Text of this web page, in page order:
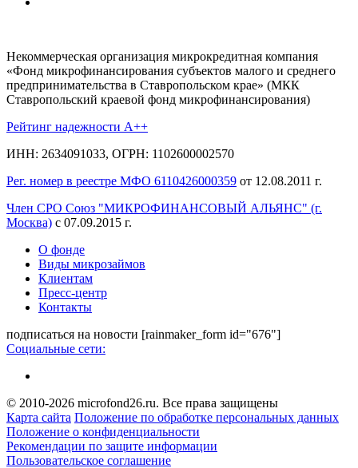
Некоммерческая организация микрокредитная компания
«Фонд микрофинансирования субъектов малого и среднего
предпринимательства в Ставропольском крае» (МКК
Ставропольский краевой фонд микрофинансирования)
Рейтинг надежности A++
ИНН: 2634091033, ОГРН: 1102600002570
Рег. номер в реестре МФО 6110426000359 от 12.08.2011 г.
Член СРО Союз "МИКРОФИНАНСОВЫЙ АЛЬЯНС" (г.
Москва) с 07.09.2015 г.
О фонде
Виды микрозаймов
Клиентам
Пресс-центр
Контакты
подписаться на новости [rainmaker_form id="676"]
Социальные сети:
© 2010-2026 microfond26.ru. Все права защищены
Карта сайта Положение по обработке персональных данных
Положение о конфиденциальности
Рекомендации по защите информации
Пользовательское соглашение